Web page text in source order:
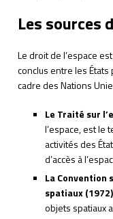
Les sources
Le droit de l’espace
conclus entre les
cadre des Nations
Le Traité sur
l’espace, est le
activités des
d’accès à
La
spatiaux (1972)
objets spatiaux